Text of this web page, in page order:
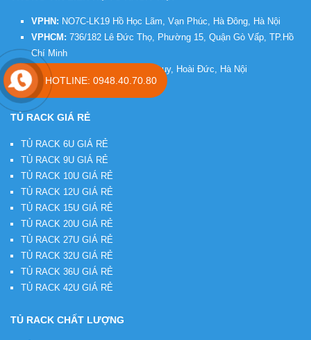
VPHN: NO7C-LK19 Hồ Học Lãm, Vạn Phúc, Hà Đông, Hà Nội
VPHCM: 736/182 Lê Đức Thọ, Phường 15, Quận Gò Vấp, TP.Hồ
Chí Minh
Xưởng SX :
30 Phố Thượng Thụy, Hoài Đức, Hà Nội
Hotline: 0948.40.70.80
TỦ RACK GIÁ RẺ
TỦ RACK 6U GIÁ RẺ
TỦ RACK 9U GIÁ RẺ
TỦ RACK 10U GIÁ RẺ
TỦ RACK 12U GIÁ RẺ
TỦ RACK 15U GIÁ RẺ
TỦ RACK 20U GIÁ RẺ
TỦ RACK 27U GIÁ RẺ
TỦ RACK 32U GIÁ RẺ
TỦ RACK 36U GIÁ RẺ
TỦ RACK 42U GIÁ RẺ
TỦ RACK CHẤT LƯỢNG
HOTLINE: 0948.40.70.80